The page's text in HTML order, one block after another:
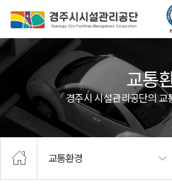
교통
경주시 시설관리공단의 교
교통환경